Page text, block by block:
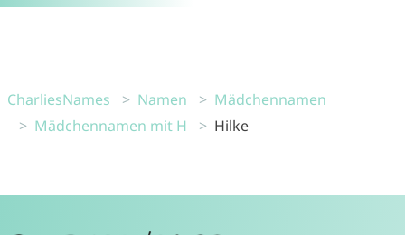
CharliesNames Namen
Mädchennamen
Mädchennamen mit H
Hilke